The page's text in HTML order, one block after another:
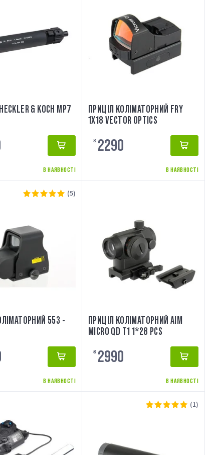
& KOCH MP7
В НАЯВНОСТІ
ПРИЦІЛ КОЛІМАТОРНИЙ FRY
1X18 VECTOR OPTICS
₴ 2290
В НАЯВНОСТІ
(5)
553 -
В НАЯВНОСТІ
ПРИЦІЛ КОЛІМАТОРНИЙ AIM
MICRO QD T1 1*28 PCS
₴ 2990
В НАЯВНОСТІ
(1)